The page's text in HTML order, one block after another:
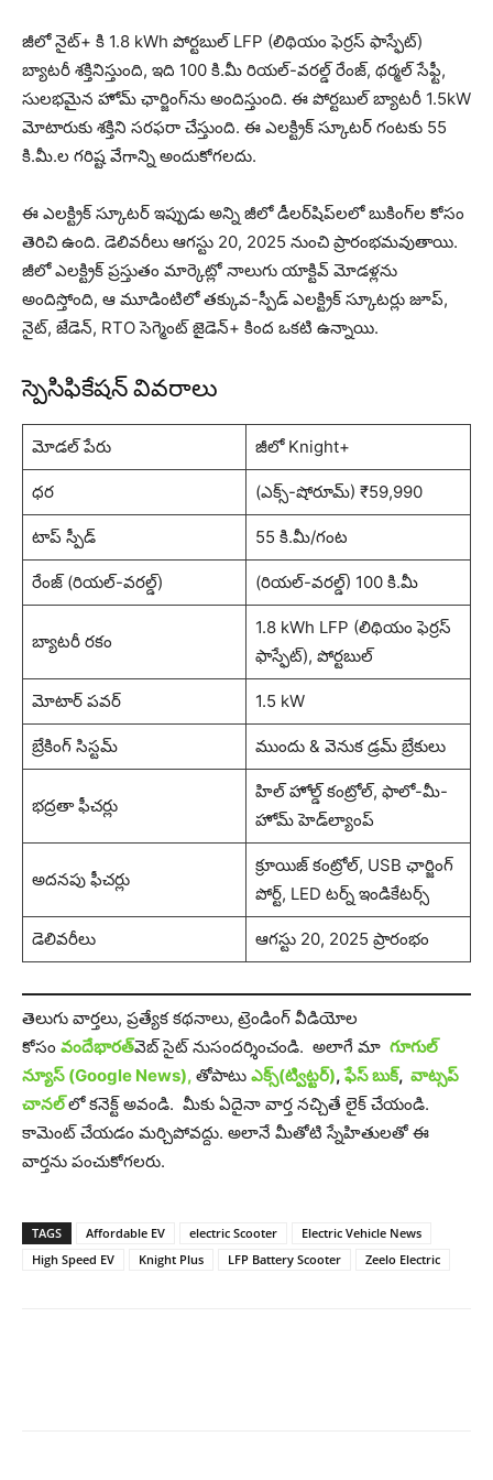
జీలో నైట్+ కి 1.8 kWh పోర్టబుల్ LFP (లిథియం ఫెర్రస్ ఫాస్ఫేట్)
బ్యాటరీ శక్తినిస్తుంది, ఇది 100 కి.మీ రియల్-వరల్డ్ రేంజ్, థర్మల్ సేఫ్టీ,
సులభమైన హోమ్ ఛార్జింగ్‌ను అందిస్తుంది. ఈ పోర్టబుల్ బ్యాటరీ 1.5kW
మోటారుకు శక్తిని సరఫరా చేస్తుంది. ఈ ఎలక్ట్రిక్ స్కూటర్ గంటకు 55
కి.మీ.ల గరిష్ట వేగాన్ని అందుకోగలదు.
ఈ ఎలక్ట్రిక్ స్కూటర్ ఇప్పుడు అన్ని జీలో డీలర్‌షిప్‌లలో బుకింగ్‌ల కోసం
తెరిచి ఉంది. డెలివరీలు ఆగస్టు 20, 2025 నుంచి ప్రారంభమవుతాయి.
జీలో ఎలక్ట్రిక్ ప్రస్తుతం మార్కెట్లో నాలుగు యాక్టివ్ మోడళ్లను
అందిస్తోంది, ఆ మూడింటిలో తక్కువ-స్పీడ్ ఎలక్ట్రిక్ స్కూటర్లు జూప్,
నైట్, జేడెన్, RTO సెగ్మెంట్ జైడెన్+ కింద ఒకటి ఉన్నాయి.
స్పెసిఫికేషన్ వివరాలు
మోడల్ పేరు జీలో Knight+
ధర (ఎక్స్-షోరూమ్) ₹59,990
టాప్ స్పీడ్ 55 కి.మీ/గంట
రేంజ్ (రియల్-వరల్డ్) (రియల్-వరల్డ్) 100 కి.మీ
బ్యాటరీ రకం
1.8 kWh LFP (లిథియం ఫెర్రస్
ఫాస్ఫేట్), పోర్టబుల్
మోటార్ పవర్ 1.5 kW
బ్రేకింగ్ సిస్టమ్ ముందు & వెనుక డ్రమ్ బ్రేకులు
భద్రతా ఫీచర్లు
హిల్ హోల్డ్ కంట్రోల్, ఫాలో-మీ-
హోమ్ హెడ్‌ల్యాంప్
అదనపు ఫీచర్లు
క్రూయిజ్ కంట్రోల్, USB ఛార్జింగ్
పోర్ట్, LED టర్న్ ఇండికేటర్స్
డెలివరీలు ఆగస్టు 20, 2025 ప్రారంభం
తెలుగు వార్తలు, ప్రత్యేక కథనాలు, ట్రెండింగ్ వీడియోల
కోసం వందేభారత్వెబ్ సైట్ నుసందర్శించండి. అలాగే మా గూగుల్
న్యూస్ (Google News), తోపాటు ఎక్స్(ట్విట్టర్),ఫేస్ బుక్, వాట్సప్
చానల్లో కనెక్ట్ అవండి. మీకు ఏదైనా వార్త నచ్చితే లైక్ చేయండి.
కామెంట్ చేయడం మర్చిపోవద్దు. అలానే మీతోటి స్నేహితులతో ఈ
వార్తను పంచుకోగలరు.
TAGS Affordable EV electric Scooter
Electric Vehicle News
High Speed EV
Knight Plus LFP Battery Scooter Zeelo Electric